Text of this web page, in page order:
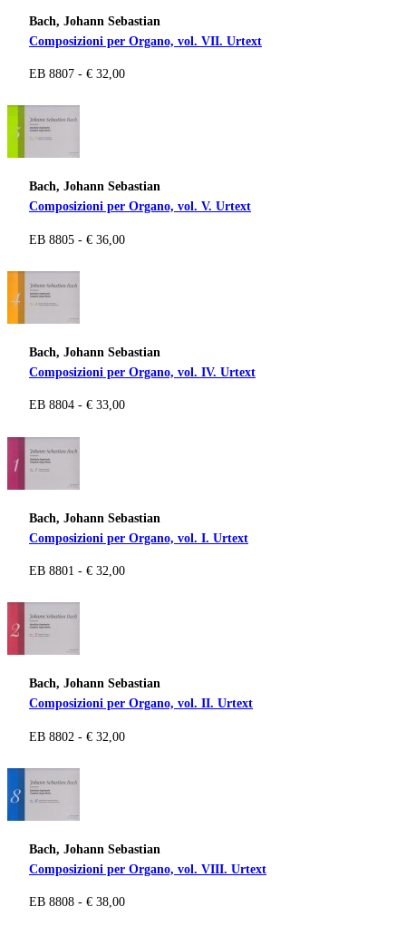
Bach, Johann Sebastian
Composizioni per Organo, vol. VII. Urtext
EB 8807 - € 32,00
Bach, Johann Sebastian
Composizioni per Organo, vol. V. Urtext
EB 8805 - € 36,00
Bach, Johann Sebastian
Composizioni per Organo, vol. IV. Urtext
EB 8804 - € 33,00
Bach, Johann Sebastian
Composizioni per Organo, vol. I. Urtext
EB 8801 - € 32,00
Bach, Johann Sebastian
Composizioni per Organo, vol. II. Urtext
EB 8802 - € 32,00
Bach, Johann Sebastian
Composizioni per Organo, vol. VIII. Urtext
EB 8808 - € 38,00